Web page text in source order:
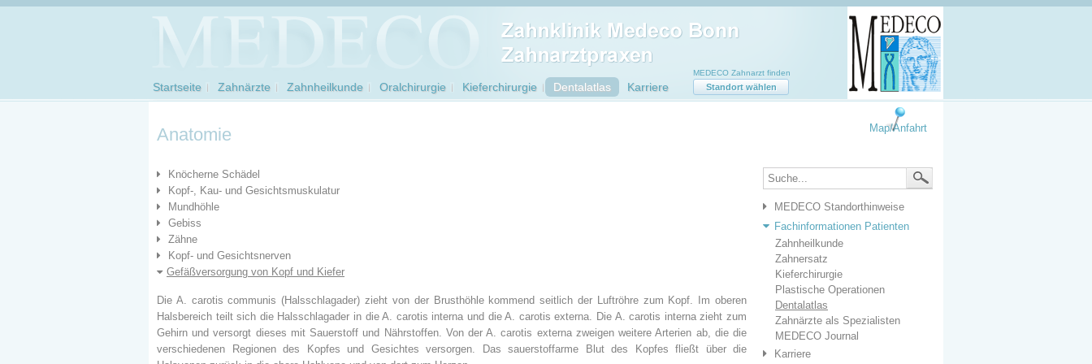
Startseite Zahnärzte Zahnheilkunde Oralchirurgie Kieferchirurgie Dentalatlas Karriere
MEDECO Zahnarzt finden
Standort wählen
Anatomie
Knöcherne Schädel
Kopf-, Kau- und Gesichtsmuskulatur
Mundhöhle
Gebiss
Zähne
Kopf- und Gesichtsnerven
Gefäßversorgung von Kopf und Kiefer
Die A. carotis communis (Halsschlagader) zieht von der Brusthöhle kommend seitlich der Luftröhre zum Kopf. Im oberen
Halsbereich teilt sich die Halsschlagader in die A. carotis interna und die A. carotis externa. Die A. carotis interna zieht zum
Gehirn und versorgt dieses mit Sauerstoff und Nährstoffen. Von der A. carotis externa zweigen weitere Arterien ab, die die
verschiedenen Regionen des Kopfes und Gesichtes versorgen. Das sauerstoffarme Blut des Kopfes fließt über die
Map/Anfahrt
MEDECO Standorthinweise
Fachinformationen Patienten
Zahnheilkunde
Zahnersatz
Kieferchirurgie
Plastische Operationen
Dentalatlas
Zahnärzte als Spezialisten
MEDECO Journal
Karriere